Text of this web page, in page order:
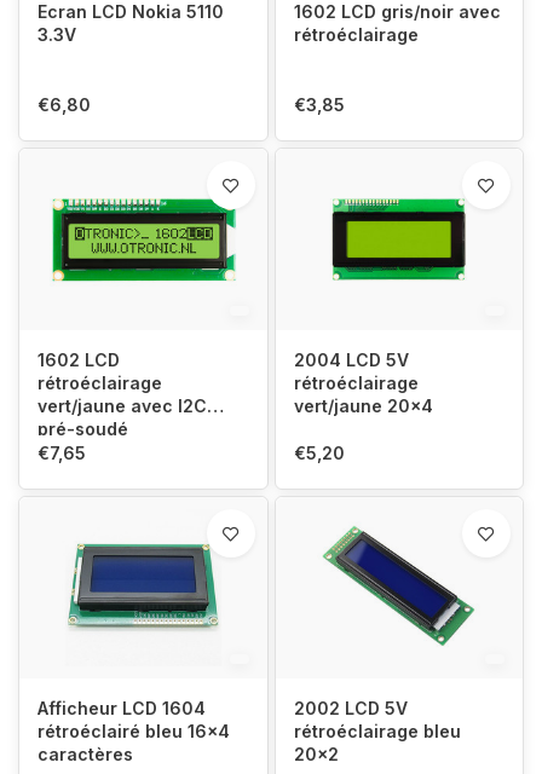
Ecran LCD Nokia 5110
3.3V
€6,80
1602 LCD gris/noir avec
rétroéclairage
€3,85
1602 LCD
rétroéclairage
vert/jaune avec I2C
pré-soudé
€7,65
2004 LCD 5V
rétroéclairage
vert/jaune 20x4
€5,20
Afficheur LCD 1604
rétroéclairé bleu 16x4
caractères
2002 LCD 5V
rétroéclairage bleu
20x2